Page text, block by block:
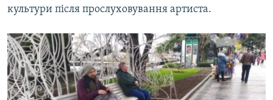
культури після прослуховування артиста.